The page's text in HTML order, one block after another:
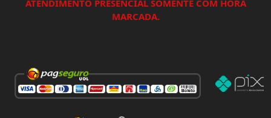
ATENDIMENTO PRESENCIAL SOMENTE COM HORA
MARCADA.